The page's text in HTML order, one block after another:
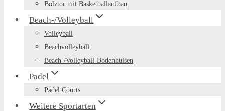
Bolztor mit Basketballaufbau
Beach-/Volleyball
Volleyball
Beachvolleyball
Beach-/Volleyball-Bodenhülsen
Padel
Padel Courts
Weitere Sportarten